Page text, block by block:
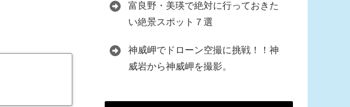
富良野・美瑛で絶対に行っておきた
い絶景スポット７選
神威岬でドローン空撮に挑戦！！神
威岩から神威岬を撮影。